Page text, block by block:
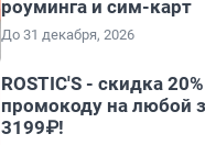
роуминга и сим-карт
До 31 декабря, 2026
ROSTIC'S - скидка
промокоду на любой
3199₽!